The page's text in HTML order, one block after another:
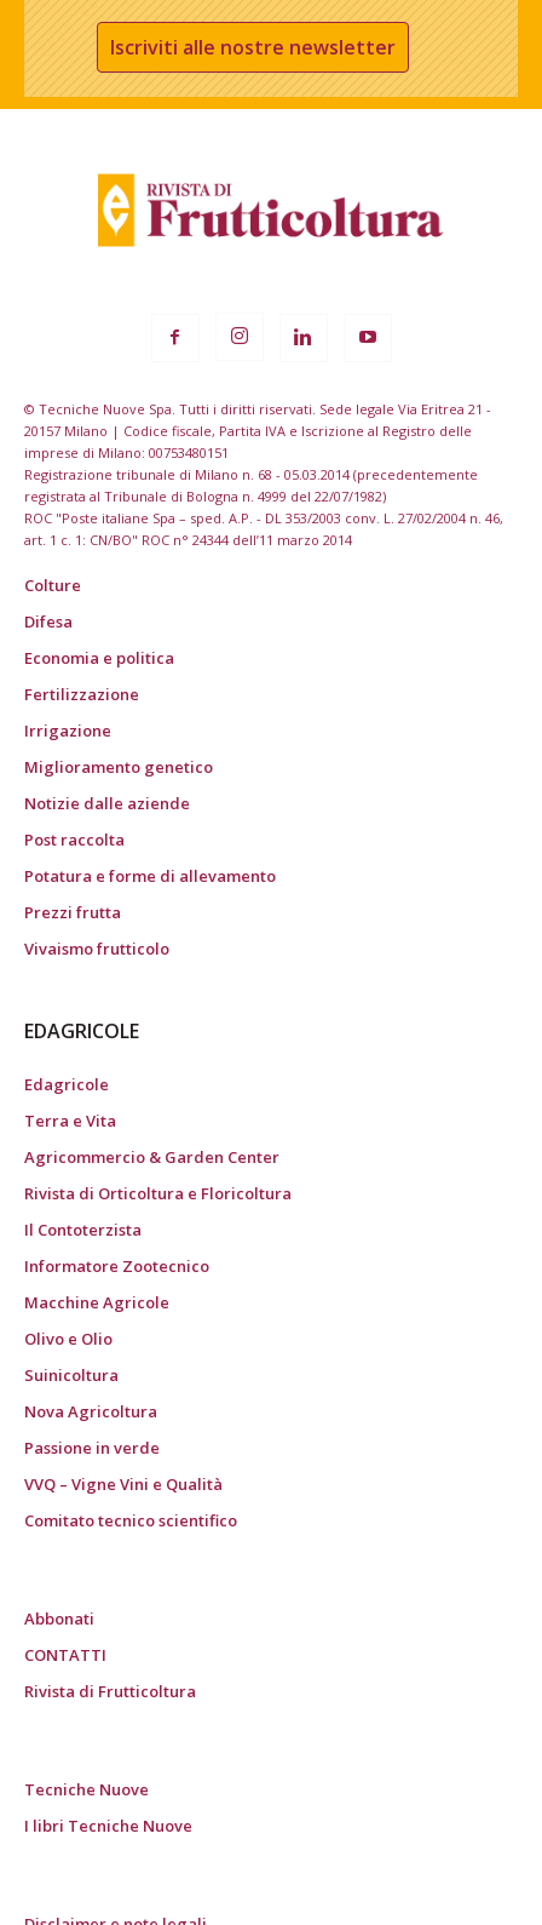
Iscriviti alle nostre newsletter
© Tecniche Nuove Spa. Tutti i diritti riservati. Sede legale Via Eritrea 21 -
20157 Milano | Codice fiscale, Partita IVA e Iscrizione al Registro delle
imprese di Milano: 00753480151
Registrazione tribunale di Milano n. 68 - 05.03.2014 (precedentemente
registrata al Tribunale di Bologna n. 4999 del 22/07/1982)
ROC "Poste italiane Spa – sped. A.P. - DL 353/2003 conv. L. 27/02/2004 n. 46,
art. 1 c. 1: CN/BO" ROC n° 24344 dell’11 marzo 2014
Colture
Difesa
Economia e politica
Fertilizzazione
Irrigazione
Miglioramento genetico
Notizie dalle aziende
Post raccolta
Potatura e forme di allevamento
Prezzi frutta
Vivaismo frutticolo
EDAGRICOLE
Edagricole
Terra e Vita
Agricommercio & Garden Center
Rivista di Orticoltura e Floricoltura
Il Contoterzista
Informatore Zootecnico
Macchine Agricole
Olivo e Olio
Suinicoltura
Nova Agricoltura
Passione in verde
VVQ – Vigne Vini e Qualità
Comitato tecnico scientifico
Abbonati
CONTATTI
Rivista di Frutticoltura
Tecniche Nuove
I libri Tecniche Nuove